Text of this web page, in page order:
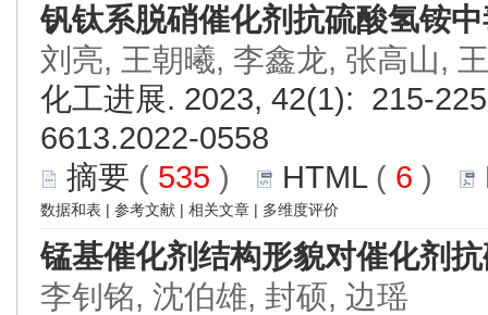
钒钛系脱硝催化剂抗硫酸氢铵
刘亮, 王朝曦, 李鑫龙, 张高山,
化工进展. 2023, 42(1): 215-
6613.2022-0558
摘要 ( 535 ) HTML( 6 )
数据和表 | 参考文献 | 相关文章 | 多维度评价
锰基催化剂结构形貌对催化剂
李钊铭, 沈伯雄, 封硕, 边瑶